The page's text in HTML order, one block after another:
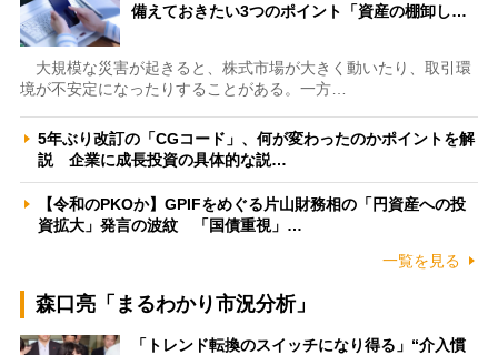
備えておきたい3つのポイント「資産の棚卸し…
大規模な災害が起きると、株式市場が大きく動いたり、取引環
境が不安定になったりすることがある。一方…
5年ぶり改訂の「CGコード」、何が変わったのかポイントを解
説 企業に成長投資の具体的な説…
【令和のPKOか】GPIFをめぐる片山財務相の「円資産への投
資拡大」発言の波紋 「国債重視」…
一覧を見る
森口亮「まるわかり市況分析」
「トレンド転換のスイッチになり得る」“介入慣